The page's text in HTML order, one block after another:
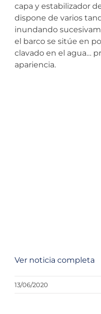
capa y estabilizador
dispone de varios
inundando
el barco se sitúe en
clavado en el agua…
apariencia.
Ver noticia completa
13/06/2020